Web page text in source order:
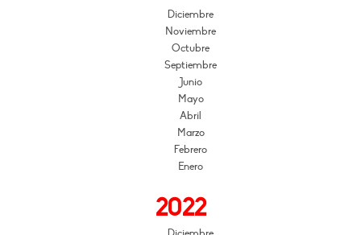
Diciembre
Noviembre
Octubre
Septiembre
Junio
Mayo
Abril
Marzo
Febrero
Enero
2022